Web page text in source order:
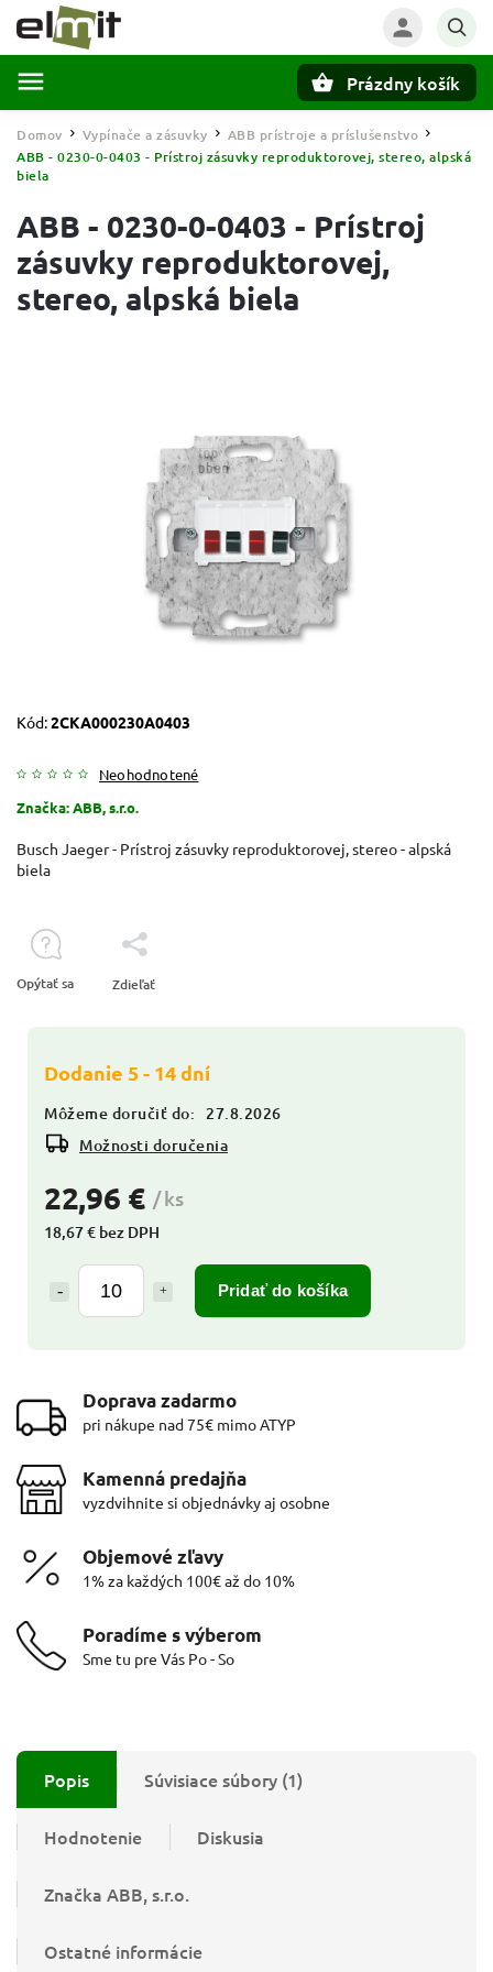
Prázdny košík
Domov / Vypínače a zásuvky / ABB prístroje a príslušenstvo /
ABB - 0230-0-0403 - Prístroj zásuvky reproduktorovej, stereo, alpská
biela
ABB - 0230-0-0403 - Prístroj
zásuvky reproduktorovej,
stereo, alpská biela
Kód:2CKA000230A0403
Neohodnotené
Značka:ABB, s.r.o.
22,96 € / ks
18,67 € bez DPH
Pridať do košíka
Dodanie 5 - 14 dní
Môžeme doručiť do:
27.8.2026
Možnosti doručenia
Busch Jaeger - Prístroj zásuvky reproduktorovej, stereo - alpská
biela
Opýtať sa Zdieľať
Doprava zadarmo
pri nákupe nad 75€ mimo ATYP
Kamenná predajňa
vyzdvihnite si objednávky aj osobne
Objemové zľavy
1% za každých 100€ až do 10%
Poradíme s výberom
Sme tu pre Vás Po - So
Popis Súvisiace súbory (1)
Hodnotenie Diskusia
Značka ABB, s.r.o.
Ostatné informácie